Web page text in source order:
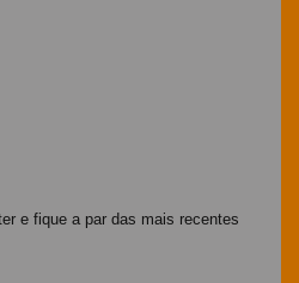
e fique a par das mais recentes